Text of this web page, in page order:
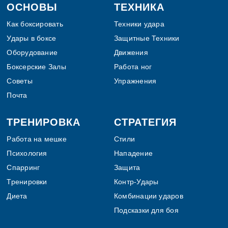
Footer
ОСНОВЫ
Как боксировать
Удары в боксе
Оборудование
Боксерские Залы
Советы
Почта
ТЕХНИКА
Техники удара
Защитные Техники
Движения
Работа ног
Упражнения
ТРЕНИРОВКА
Работа на мешке
Психология
Спарринг
Тренировки
Диета
СТРАТЕГИЯ
Стили
Нападение
Защита
Контр-Удары
Комбинации ударов
Подсказки для боя